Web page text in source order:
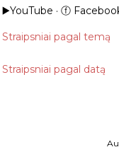
▶️YouTube
ⓕ
Straipsniai pagal temą
Straipsniai pagal datą